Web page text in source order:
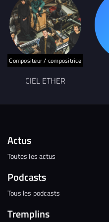
Compositeur / compositrice
CIEL ETHER
Actus
Toutes les actus
Podcasts
Tous les podcasts
Tremplins